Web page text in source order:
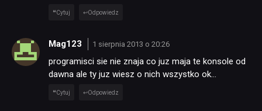
Cytuj Odpowiedz
Mag123 1 sierpnia 2013 o 20:26
programisci sie nie znaja co juz maja te konsole od
dawna ale ty juz wiesz o nich wszystko ok…
Cytuj Odpowiedz